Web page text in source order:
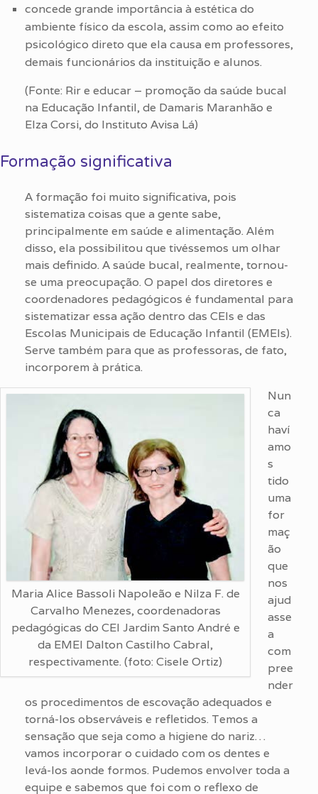
concede grande importância à estética do
ambiente físico da escola, assim como ao efeito
psicológico direto que ela causa em professores,
demais funcionários da instituição e alunos.
(Fonte: Rir e educar – promoção da saúde bucal
na Educação Infantil, de Damaris Maranhão e
Elza Corsi, do Instituto Avisa Lá)
Formação significativa
A formação foi muito significativa, pois
sistematiza coisas que a gente sabe,
principalmente em saúde e alimentação. Além
disso, ela possibilitou que tivéssemos um olhar
mais definido. A saúde bucal, realmente, tornou-
se uma preocupação. O papel dos diretores e
coordenadores pedagógicos é fundamental para
sistematizar essa ação dentro das CEIs e das
Escolas Municipais de Educação Infantil (EMEIs).
Serve também para que as professoras, de fato,
incorporem à prática.
Maria Alice Bassoli Napoleão e Nilza F. de
Carvalho Menezes, coordenadoras
pedagógicas do CEI Jardim Santo André e
da EMEI Dalton Castilho Cabral,
respectivamente. (foto: Cisele Ortiz)
Nun
ca
haví
amo
s
tido
uma
for
maç
ão
que
nos
ajud
asse
a
com
pree
nder
os procedimentos de escovação adequados e
torná-los observáveis e refletidos. Temos a
sensação que seja como a higiene do nariz…
vamos incorporar o cuidado com os dentes e
levá-los aonde formos. Pudemos envolver toda a
equipe e sabemos que foi com o reflexo de